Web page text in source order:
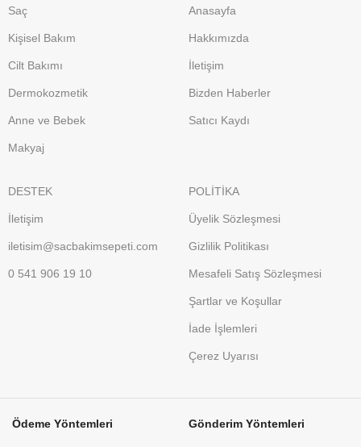
Saç
Kişisel Bakım
Cilt Bakımı
Dermokozmetik
Anne ve Bebek
Makyaj
Anasayfa
Hakkımızda
İletişim
Bizden Haberler
Satıcı Kaydı
DESTEK
İletişim
iletisim@sacbakimsepeti.com
0 541 906 19 10
POLİTİKA
Üyelik Sözleşmesi
Gizlilik Politikası
Mesafeli Satış Sözleşmesi
Şartlar ve Koşullar
İade İşlemleri
Çerez Uyarısı
Ödeme Yöntemleri Gönderim Yöntemleri